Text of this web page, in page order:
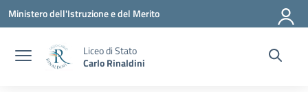
Vai ai contenuti
Vai al menu di navigazione
Vai al footer
Ministero dell'Istruzione e del Merito
Liceo di Stato
Carlo Rinaldini